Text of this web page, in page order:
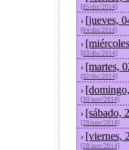
[05/dic/2014]
› [jueves,
[04/dic/2014]
›
[03/dic/2014]
› [martes,
[02/dic/2014]
›
[30/nov/2014]
› [sábado,
[29/nov/2014]
› [viernes,
[28/nov/2014]